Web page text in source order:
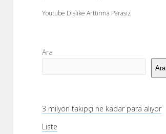
Youtube Dislike Arttırma Parasız
Yan
Menü
Ara
Ara
3 milyon takipçi ne kadar para alıyor
Liste